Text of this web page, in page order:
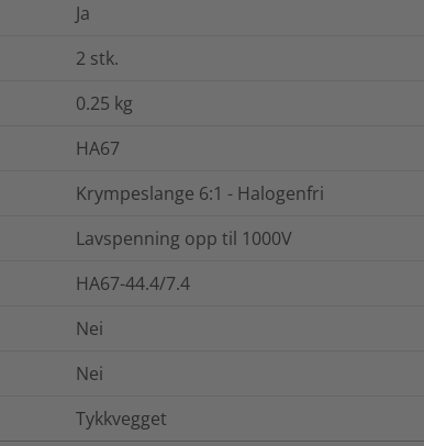
Ja
2 stk.
0.25 kg
HA67
Krympeslange 6:1 - Halogenfri
Lavspenning opp til 1000V
HA67-44.4/7.4
Nei
Nei
Tykkvegget